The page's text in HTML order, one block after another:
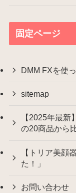
固定ページ
DMM FXを使
sitemap
【2025年最
の20商品から
【トリア美顔
た！」
お問い合わせ